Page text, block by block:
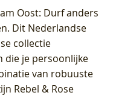
Oost: Durf anders
Dit Nederlandse
collectie
die je persoonlijke
van robuuste
Rebel & Rose